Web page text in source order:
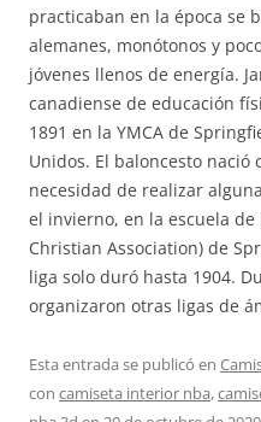
practicaban en la época se
alemanes, monótonos y
jóvenes llenos de energía.
canadiense de educación
1891 en la YMCA de
Unidos. El baloncesto nació
necesidad de realizar
el invierno, en la escuela de
Christian Association) de
liga solo duró hasta 1904.
organizaron otras ligas de
Esta entrada se publicó en
con camiseta interior nba,